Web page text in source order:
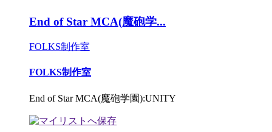
End of Star MCA(魔砲学...
FOLKS制作室
FOLKS制作室
End of Star MCA(魔砲学園):UNITY